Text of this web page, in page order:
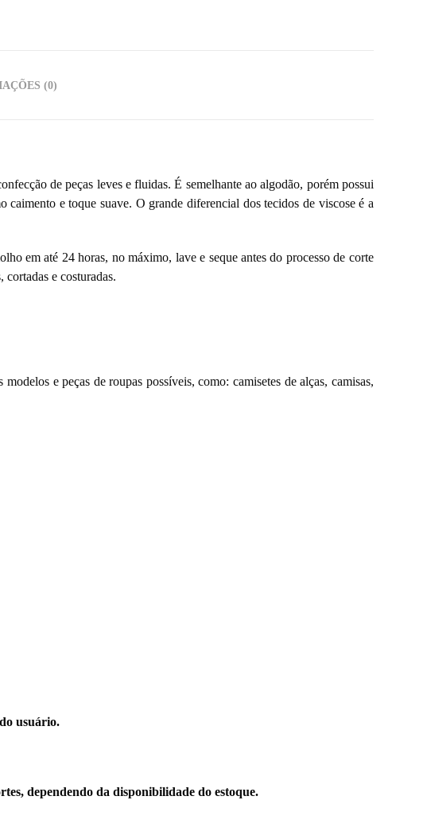
(0)
de peças leves e fluidas. É semelhante ao algodão, porém possui
e toque suave. O grande diferencial dos tecidos de viscose é a
em até 24 horas, no máximo, lave e seque antes do processo de corte
cortadas e costuradas.
e peças de roupas possíveis, como: camisetes de alças, camisas,
usuário.
dependendo da disponibilidade do estoque.